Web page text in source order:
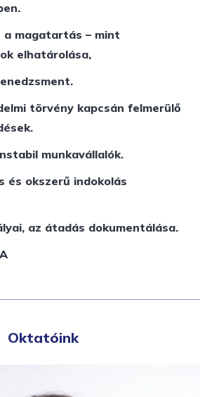
a magatartás – mint
elhatárolása,
törvény kapcsán felmerülő
munkavállalók.
és okszerű indokolás
az átadás dokumentálása.
Oktatóink